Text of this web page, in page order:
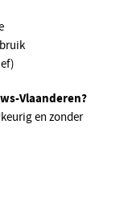
Vlaanderen?
en zonder